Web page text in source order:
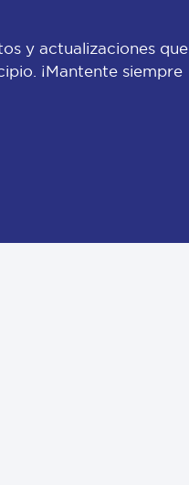
y actualizaciones que
¡Mantente siempre